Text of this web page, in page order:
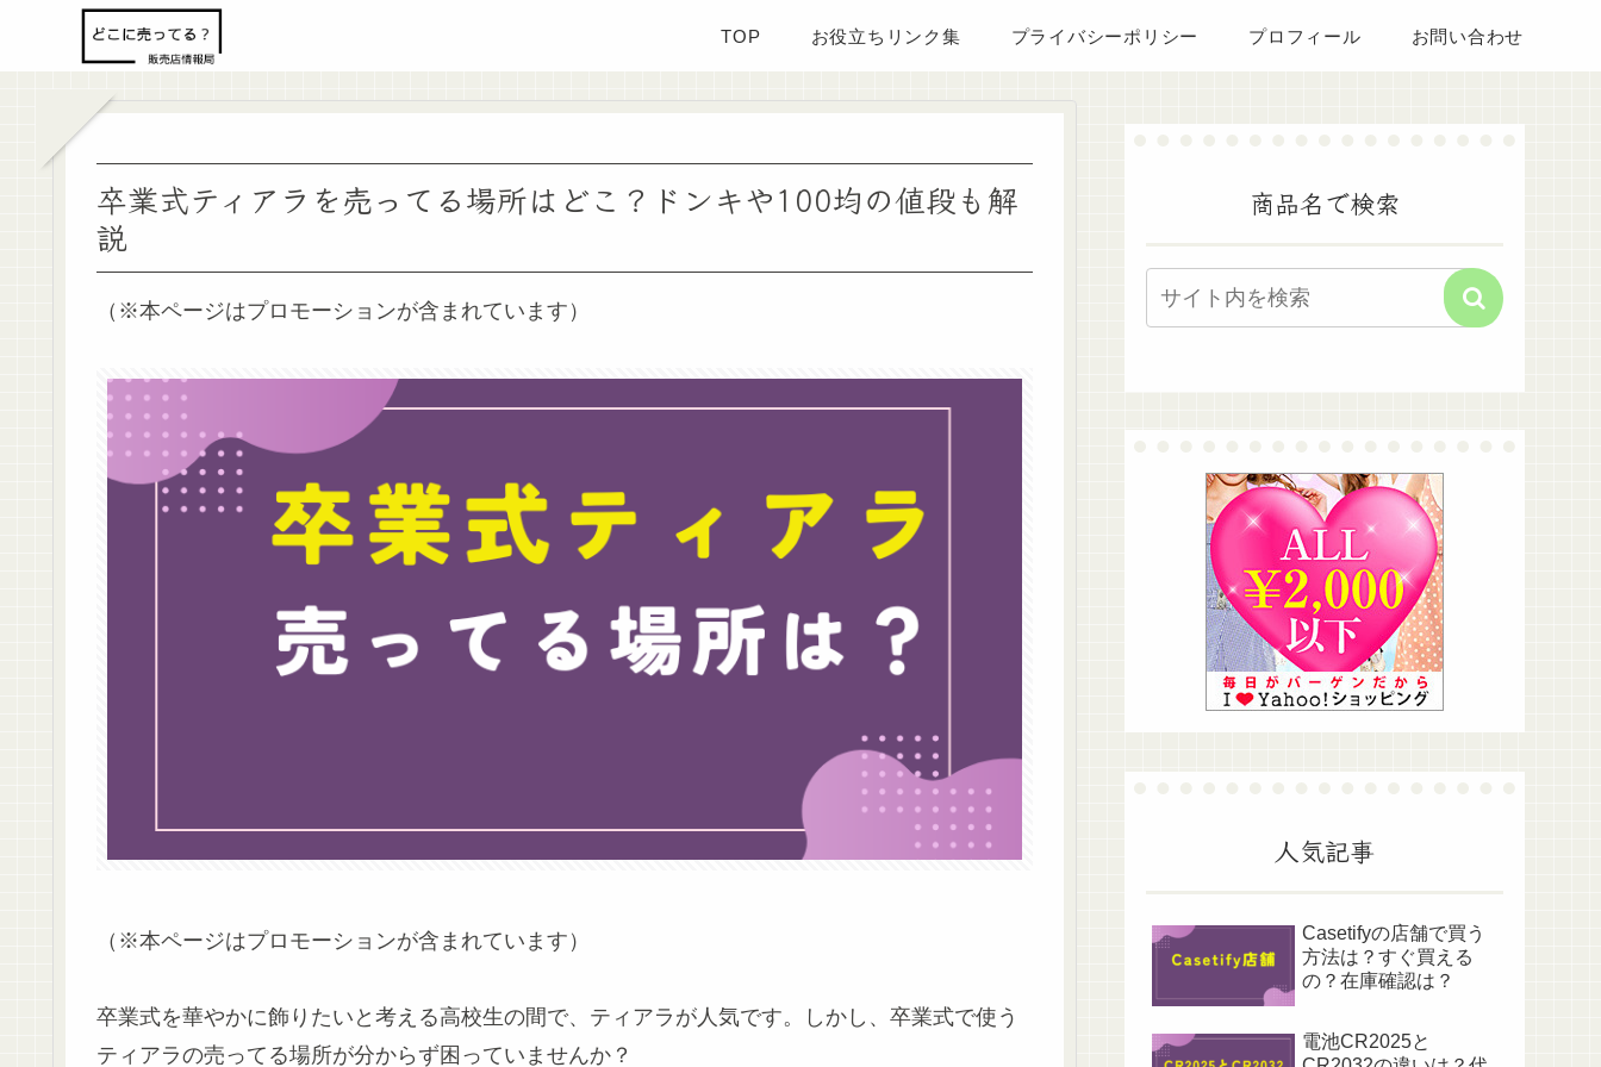
TOP お役立ちリンク集 プライバシーポリシー プロフィール お問い合わせ
卒業式ティアラを売ってる場所はどこ？ドンキや100均の値段も解
説
（※本ページはプロモーションが含まれています）
（※本ページはプロモーションが含まれています）
卒業式を華やかに飾りたいと考える高校生の間で、ティアラが人気です。しかし、卒業式で使う
ティアラの売ってる場所が分からず困っていませんか？
商品名で検索
人気記事
Casetifyの店舗で買う
方法は？すぐ買える
の？在庫確認は？
電池CR2025と